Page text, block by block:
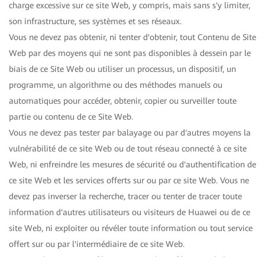
charge excessive sur ce site Web, y compris, mais sans s'y limiter,
son infrastructure, ses systèmes et ses réseaux.
Vous ne devez pas obtenir, ni tenter d'obtenir, tout Contenu de Site
Web par des moyens qui ne sont pas disponibles à dessein par le
biais de ce Site Web ou utiliser un processus, un dispositif, un
programme, un algorithme ou des méthodes manuels ou
automatiques pour accéder, obtenir, copier ou surveiller toute
partie ou contenu de ce Site Web.
Vous ne devez pas tester par balayage ou par d'autres moyens la
vulnérabilité de ce site Web ou de tout réseau connecté à ce site
Web, ni enfreindre les mesures de sécurité ou d'authentification de
ce site Web et les services offerts sur ou par ce site Web. Vous ne
devez pas inverser la recherche, tracer ou tenter de tracer toute
information d'autres utilisateurs ou visiteurs de Huawei ou de ce
site Web, ni exploiter ou révéler toute information ou tout service
offert sur ou par l'intermédiaire de ce site Web.